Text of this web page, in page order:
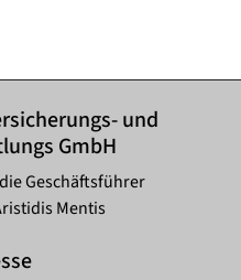
und
GmbH
Geschäftsführer
Mentis